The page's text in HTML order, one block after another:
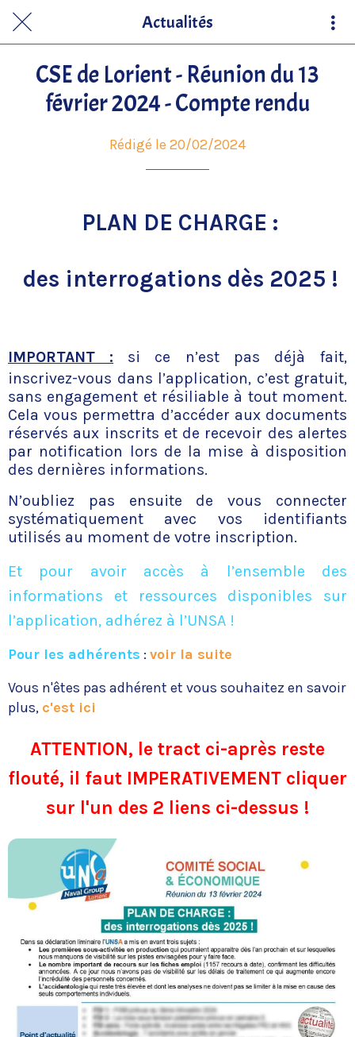
Actualités
CSE de Lorient - Réunion du 13
février 2024 - Compte rendu
Rédigé le 20/02/2024
PLAN DE CHARGE :
des interrogations dès 2025 !
IMPORTANT : si ce n’est pas déjà fait,
inscrivez-vous dans l’application, c’est gratuit,
sans engagement et résiliable à tout moment.
Cela vous permettra d’accéder aux documents
réservés aux inscrits et de recevoir des alertes
par notification lors de la mise à disposition
des dernières informations.
N’oubliez pas ensuite de vous connecter
systématiquement avec vos identifiants
utilisés au moment de votre inscription.
Et pour avoir accès à l’ensemble des
informations et ressources disponibles sur
l’application, adhérez à l’UNSA !
Pour les adhérents : voir la suite
Vous n'êtes pas adhérent et vous souhaitez en savoir
plus, c'est ici
ATTENTION, le tract ci-après reste
flouté, il faut IMPERATIVEMENT cliquer
sur l'un des 2 liens ci-dessus !